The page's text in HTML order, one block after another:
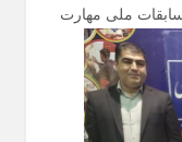
ملی مهارت